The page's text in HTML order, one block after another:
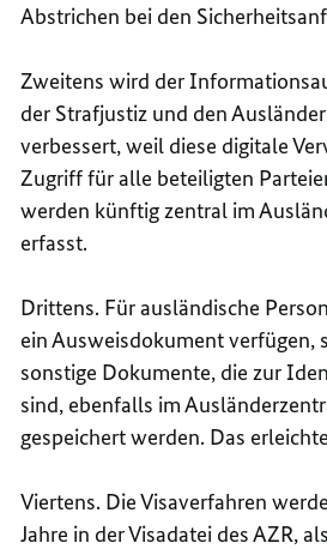
Abstrichen bei den
Zweitens wird der
der Strafjustiz und den
verbessert, weil diese digitale
Zugriff für alle beteiligten
werden künftig zentral im
erfasst.
Drittens. Für ausländische
ein Ausweisdokument verfügen,
sonstige Dokumente, die zur
sind, ebenfalls im
gespeichert werden. Das
Viertens. Die Visaverfahren
Jahre in der Visadatei des AZR,